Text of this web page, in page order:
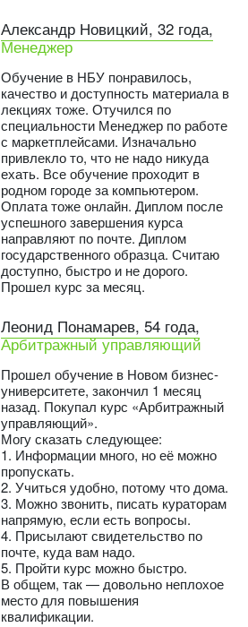
Александр Новицкий, 32 года,
Менеджер
Обучение в НБУ понравилось,
качество и доступность материала в
лекциях тоже. Отучился по
специальности Менеджер по работе
с маркетплейсами. Изначально
привлекло то, что не надо никуда
ехать. Все обучение проходит в
родном городе за компьютером.
Оплата тоже онлайн. Диплом после
успешного завершения курса
направляют по почте. Диплом
государственного образца. Считаю
доступно, быстро и не дорого.
Прошел курс за месяц.
Леонид Понамарев, 54 года,
Арбитражный управляющий
Прошел обучение в Новом бизнес-
университете, закончил 1 месяц
назад. Покупал курс «Арбитражный
управляющий».
Могу сказать следующее:
1. Информации много, но её можно
пропускать.
2. Учиться удобно, потому что дома.
3. Можно звонить, писать кураторам
напрямую, если есть вопросы.
4. Присылают свидетельство по
почте, куда вам надо.
5. Пройти курс можно быстро.
В общем, так — довольно неплохое
место для повышения
квалификации.